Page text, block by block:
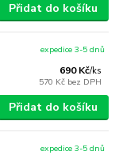
Přidat do košíku
690 Kč/ks
570 Kč bez DPH
expedice 3-5 dnů
Přidat do košíku
expedice 3-5 dnů